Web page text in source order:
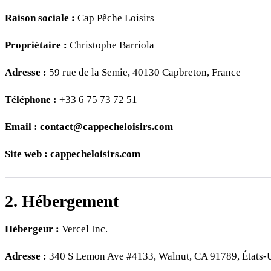
Raison sociale : Cap Pêche Loisirs
Propriétaire : Christophe Barriola
Adresse : 59 rue de la Semie, 40130 Capbreton, France
Téléphone : +33 6 75 73 72 51
Email : contact@cappecheloisirs.com
Site web : cappecheloisirs.com
2. Hébergement
Hébergeur : Vercel Inc.
Adresse : 340 S Lemon Ave #4133, Walnut, CA 91789, États-